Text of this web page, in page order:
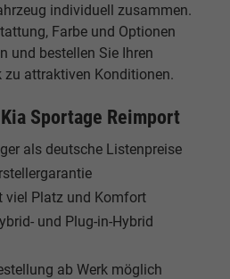
individuell zusammen.
Farbe und Optionen
und bestellen Sie Ihren
zu attraktiven Konditionen.
Sportage Reimport
als deutsche Listenpreise
viel Platz und Komfort
und Plug-in-Hybrid
ab Werk möglich